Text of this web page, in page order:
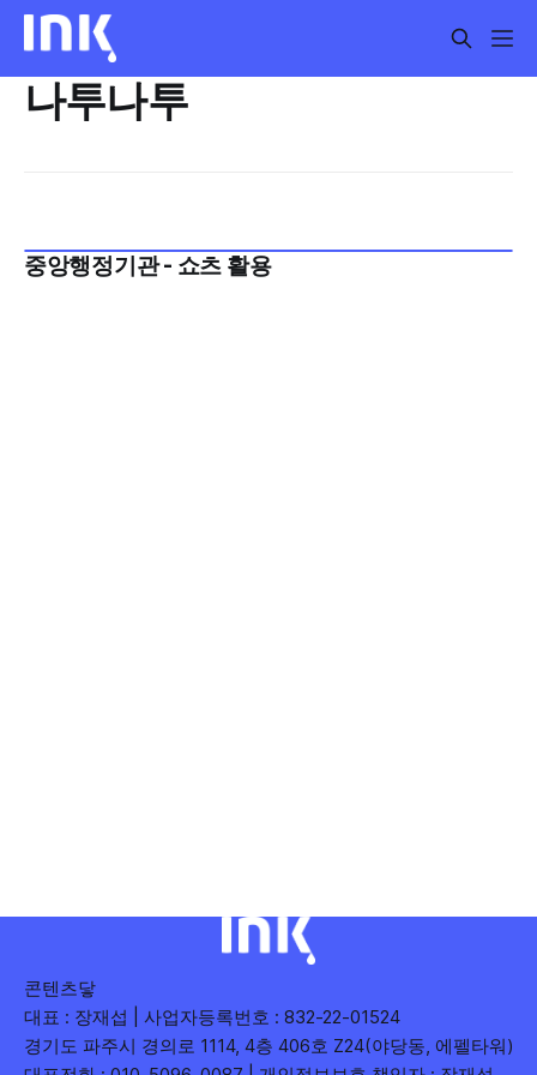
나투나투
중앙행정기관 - 쇼츠 활용
콘텐츠닿
대표 : 장재섭 | 사업자등록번호 : 832-22-01524
경기도 파주시 경의로 1114, 4층 406호 Z24(야당동, 에펠타워)